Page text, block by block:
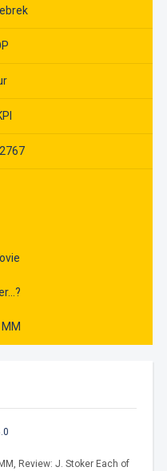
Review: J. Stoker Each of